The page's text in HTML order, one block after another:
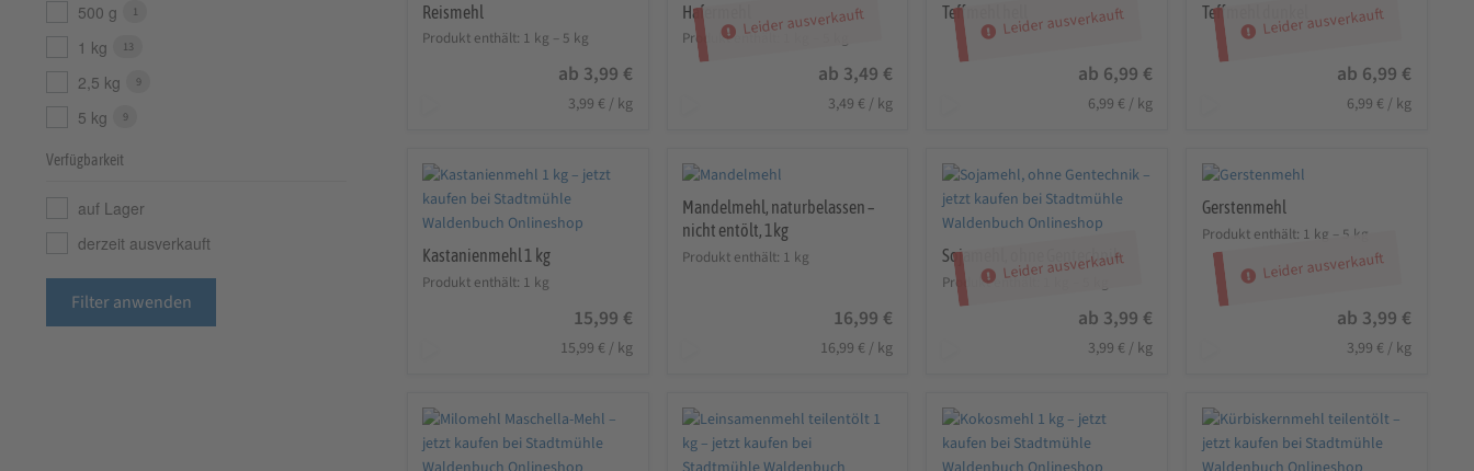
Reismehl
Produkt enthält: 1 kg – 5 kg
ab 3,99 €
3,99 € / kg
Leider ausverkauft
Hafermehl
Produkt enthält: 1
ab 3,49 €
3,49 € / kg
Leider ausverkauft
Teffmehl hell
ab 6,99 €
6,99 € / kg
Leider ausverkauft
Teffmehl dunkel
ab 6,99€
6,99 € / kg
Kastanienmehl 1 kg
Produkt enthält: 1 kg
15,99 €
15,99 € / kg
Mandelmehl, naturbelassen –
nicht entölt, 1kg
Produkt enthält: 1 kg
16,99 €
16,99 € / kg
Leider ausverkauft
Sojamehl, ohne Gentechnik
Produkt enthält: 1
ab 3,99 €
3,99 € / kg
Leider ausverkauft
Gerstenmehl
Produkt enthält: 1 kg – 5 kg
ab 3,99€
3,99 € / kg
500 g 1
1 kg 13
2,5 kg 9
5 kg 9
Verfügbarkeit
auf Lager
derzeit ausverkauft
Filter anwenden